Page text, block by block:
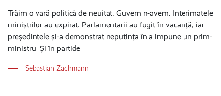
Trăim o vară politică de neuitat. Guvern n-avem. Interimatele
miniștrilor au expirat. Parlamentarii au fugit în vacanță, iar
președintele și-a demonstrat neputința în a impune un prim-
ministru. Și în partide
Sebastian Zachmann